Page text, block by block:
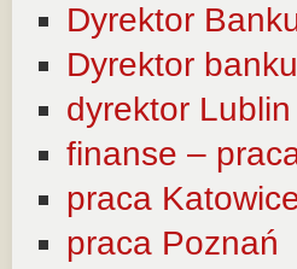
Dyrektor
Dyrektor
dyrektor Lublin
finanse –
praca
praca Poznań